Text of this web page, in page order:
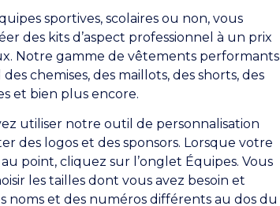
sportives, scolaires ou non, vous
des kits d’aspect professionnel à un prix
Notre gamme de vêtements performants
chemises, des maillots, des shorts, des
et bien plus encore.
utiliser notre outil de personnalisation
des logos et des sponsors. Lorsque votre
point, cliquez sur l’onglet Équipes. Vous
les tailles dont vous avez besoin et
noms et des numéros différents au dos du